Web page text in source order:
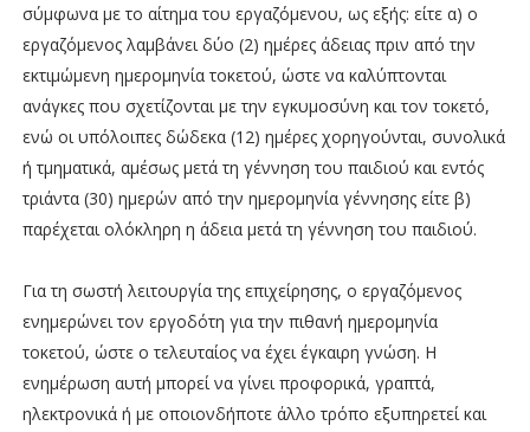
σύμφωνα με το αίτημα του εργαζόμενου, ως εξής: είτε α) ο
εργαζόμενος λαμβάνει δύο (2) ημέρες άδειας πριν από την
εκτιμώμενη ημερομηνία τοκετού, ώστε να καλύπτονται
ανάγκες που σχετίζονται με την εγκυμοσύνη και τον τοκετό,
ενώ οι υπόλοιπες δώδεκα (12) ημέρες χορηγούνται, συνολικά
ή τμηματικά, αμέσως μετά τη γέννηση του παιδιού και εντός
τριάντα (30) ημερών από την ημερομηνία γέννησης είτε β)
παρέχεται ολόκληρη η άδεια μετά τη γέννηση του παιδιού.
Για τη σωστή λειτουργία της επιχείρησης, ο εργαζόμενος
ενημερώνει τον εργοδότη για την πιθανή ημερομηνία
τοκετού, ώστε ο τελευταίος να έχει έγκαιρη γνώση. Η
ενημέρωση αυτή μπορεί να γίνει προφορικά, γραπτά,
ηλεκτρονικά ή με οποιονδήποτε άλλο τρόπο εξυπηρετεί και